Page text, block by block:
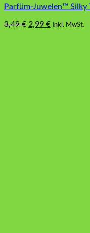
Parfüm-Juwelen™ Silky
3,49€ Ursprünglicher
2,99 €Aktueller
inkl. MwSt.